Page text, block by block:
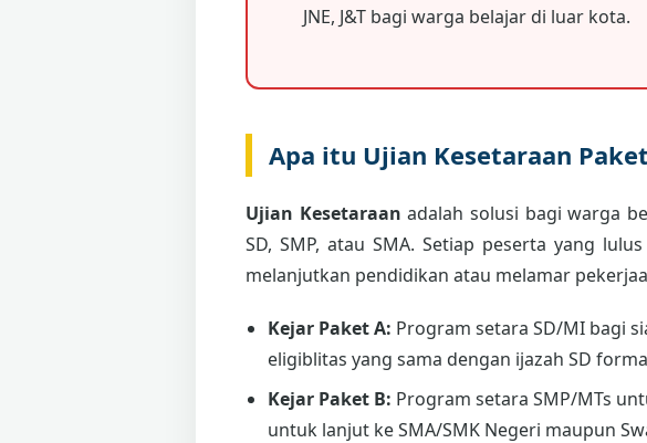
JNE, J&T bagi warga belajar di luar kota.
Apa itu Ujian Kesetaraan Paket
Ujian Kesetaraan adalah solusi bagi warga
SD, SMP, atau SMA. Setiap peserta yang
melanjutkan pendidikan atau melamar
Kejar Paket A: Program setara SD/MI bagi
eligiblitas yang sama dengan ijazah SD
Kejar Paket B: Program setara SMP/MTs
untuk lanjut ke SMA/SMK Negeri maupun